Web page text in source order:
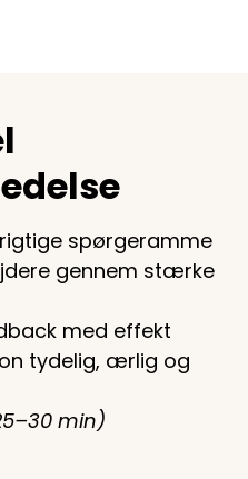
spørgeramme
gennem stærke
med effekt
tydelig, ærlig og
min)